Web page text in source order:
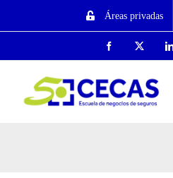
Áreas privadas
Facebook